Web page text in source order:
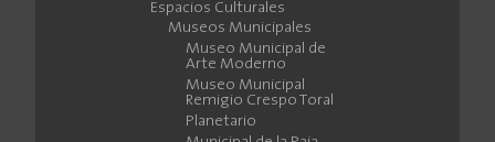
Espacios Culturales
Museos Municipales
Museo Municipal de
Arte Moderno
Museo Municipal
Remigio Crespo Toral
Planetario